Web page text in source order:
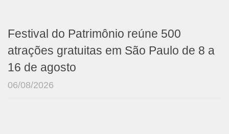
Festival do Patrimônio reúne 500
atrações gratuitas em São Paulo de 8 a
16 de agosto
06/08/2026